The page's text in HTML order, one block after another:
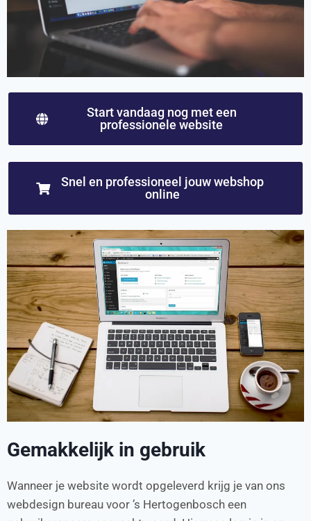
Start vandaag nog met een
professionele website
Snel en professioneel jouw webshop
online
Gemakkelijk in gebruik
Wanneer je website wordt opgeleverd krijg je van ons
webdesign bureau voor ’s Hertogenbosch een